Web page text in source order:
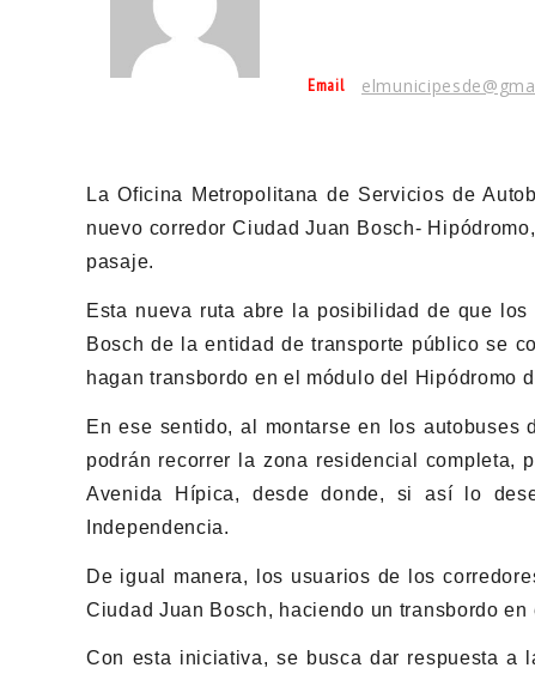
Email
La Oficina Metropolitana de Servicios de
nuevo corredor Ciudad Juan Bosch-
pasaje.
Esta nueva ruta abre la posibilidad de que
Bosch de la entidad de transporte público se
hagan transbordo en el módulo del Hipódromo
En ese sentido, al montarse en los
podrán recorrer la zona residencial completa,
Avenida Hípica, desde donde, si así lo
Independencia.
De igual manera, los usuarios de los
Ciudad Juan Bosch, haciendo un transbordo
Con esta iniciativa, se busca dar respuesta a